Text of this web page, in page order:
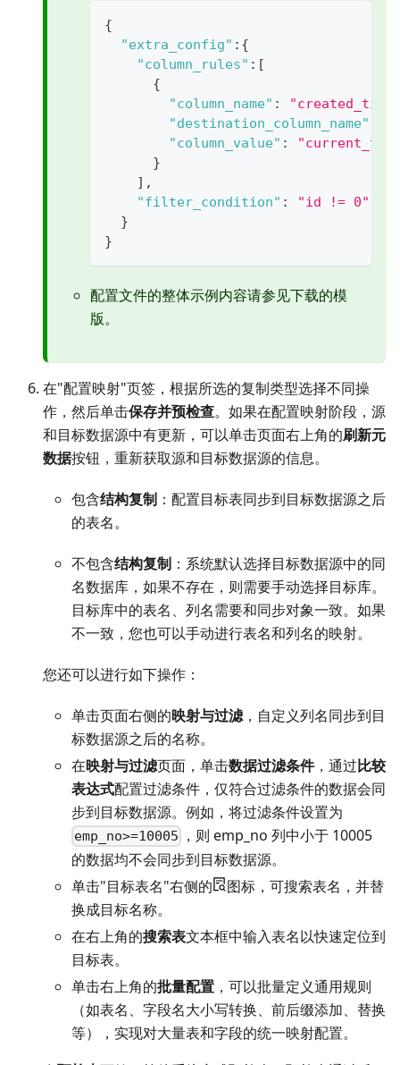
{
"extra_config" : {
"column_rules" : [
{
"column_name" :
"destination_column_name"
"column_value" :
}
] ,
"filter_condition" : "id != 0"
}
}
配置文件的整体示例内容请参见下载的模
版。
在"配置映射"页签，根据所选的复制类型选择不同操
作，然后单击保存并预检查。如果在配置映射阶段，源
和目标数据源中有更新，可以单击页面右上角的刷新元
数据按钮，重新获取源和目标数据源的信息。
包含结构复制 ：配置目标表同步到目标数据源之后
的表名。
不包含结构复制 ：系统默认选择目标数据源中的同
名数据库，如果不存在，则需要手动选择目标库。
目标库中的表名、列名需要和同步对象一致。如果
不一致，您也可以手动进行表名和列名的映射。
您还可以进行如下操作：
单击页面右侧的映射与过滤，自定义列名同步到目
标数据源之后的名称。
在映射与过滤页面，单击数据过滤条件，通过比较
表达式配置过滤条件，仅符合过滤条件的数据会同
步到目标数据源。例如，将过滤条件设置为
emp_no>=10005
，则 emp_no 列中小于 10005
的数据均不会同步到目标数据源。
单击"目标表名"右侧的
图标，可搜索表名，并替
换成目标名称。
在右上角的搜索表文本框中输入表名以快速定位到
目标表。
单击右上角的批量配置 ，可以批量定义通用规则
（如表名、字段名大小写转换、前后缀添加、替换
等），实现对大量表和字段的统一映射配置。